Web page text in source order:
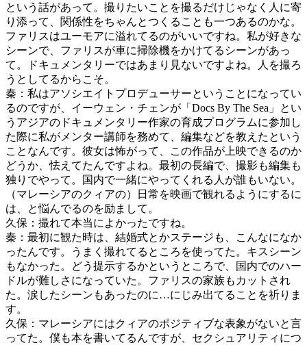
という話があって。撮りたいことを撮るだけじゃなく人に寄
り添って、関係性をちゃんとつくることも一つあるのかな。
ファリスはユーモアに溢れてるのがいいですね。私が好きな
シーンで、ファリスが車に掃除機をかけてるシーンがあっ
て。ドキュメンタリーではあまり見ないですよね。人を撮ろ
うとしてるからこそ。
秦：私はアソシエイトプロデューサーということになってい
るのですが、イーウェン・チェンが「Docs By The Sea」とい
うアジアのドキュメンタリー作家の育成プログラムに参加し
た際に私がメンター講師を務めて、編集などを教えたという
ことなんです。彼女は怖がって、この作品が上映できるのか
どうか、怯えてたんですよね。最初の長編で、撮影も編集も
独りでやって。国内で一緒にやってくれる人が誰もいない。
（マレーシアのクィアの）日常を映画で観れるようにするに
は、と悩んでるのを励まして。
久保：撮れて本当によかったですね。
秦：最初に観た時は、結婚式とかステージも、こんなになか
ったんです。うまく撮れてるところを使ってた。キスシーン
もなかった。どう提示するかというところで、国内でのハー
ドルが難しさになっていた。ファリスの家族もカットされ
た。涙したシーンもあったのに…にじみ出てることを祈りま
す。
久保：マレーシアにはクィアのポジティブな表象がないと言
ってた。僕も本を書いてるんですが、セクシュアリティにつ